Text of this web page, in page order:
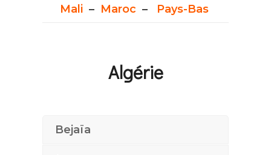
Mali – Maroc – Pays-Bas
Algérie
Bejaïa